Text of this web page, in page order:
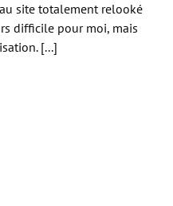
site totalement relooké
difficile pour moi, mais
[...]